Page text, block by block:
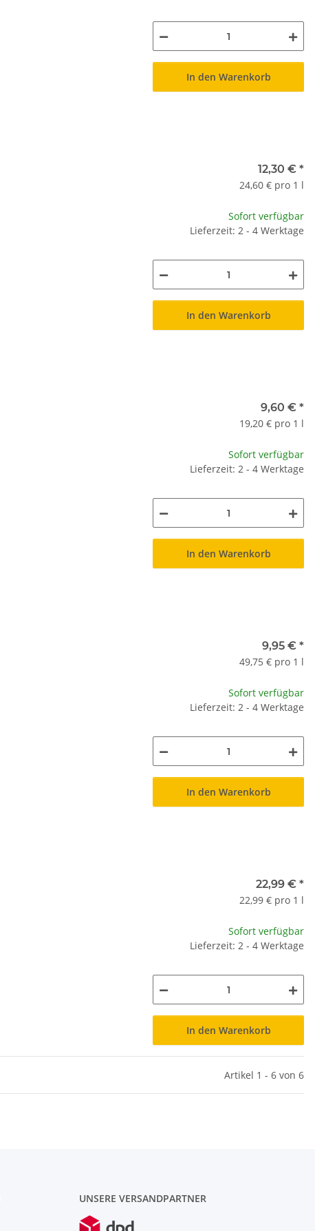
In den Warenkorb
12,30 € *
24,60 € pro 1 l
Sofort verfügbar
Lieferzeit: 2 - 4 Werktage
In den Warenkorb
9,60 € *
19,20 € pro 1 l
Sofort verfügbar
Lieferzeit: 2 - 4 Werktage
In den Warenkorb
9,95 € *
49,75 € pro 1 l
Sofort verfügbar
Lieferzeit: 2 - 4 Werktage
In den Warenkorb
22,99 € *
22,99 € pro 1 l
Sofort verfügbar
Lieferzeit: 2 - 4 Werktage
In den Warenkorb
Artikel 1 - 6 von 6
UNSERE VERSANDPARTNER